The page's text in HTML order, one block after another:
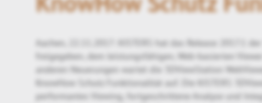
Aachen, 22.11.2017: KISTERS hat das Release 2017.1
freigegeben, dem leistungsfähigen, Web-basierten
anderen Neuerungen wartet die 3DViewStation
KnowHow Schutz Funktionalität auf. Die KISTERS
performantes Viewing, fortgeschrittene Analyse und